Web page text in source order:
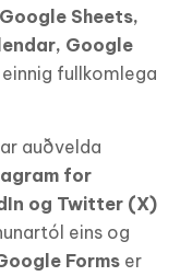
Google Sheets,
Google
einnig fullkomlega
auðvelda
for
og Twitter (X)
eins og
Forms er